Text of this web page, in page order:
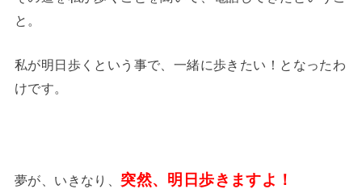
と。
私が明日歩くという事で、一緒に歩きたい！となったわ
けです。
夢が、いきなり、 突然、明日歩きますよ！